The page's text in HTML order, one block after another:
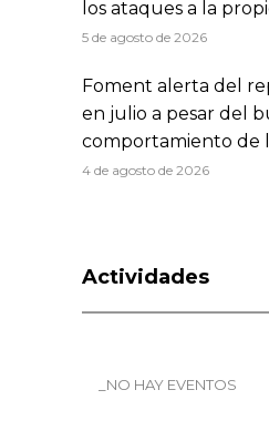
los ataques a la
5 de agosto de 2026
Foment alerta del
en julio a pesar del
comportamiento de
4 de agosto de 2026
Actividades
_NO HAY EVENTOS